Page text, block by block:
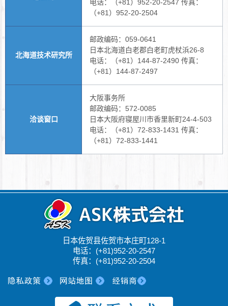
电话：（+81）952-20-2547 传真：
（+81）952-20-2504
北海道技术研究所
邮政编码：059-0641
日本北海道白老郡白老町虎杖浜26-8
电话：（+81）144-87-2490 传真：
（+81）144-87-2497
洽谈窗口
大阪事务所
邮政编码：572-0085
日本大阪府寝屋川市香里新町24-4-503
电话：（+81）72-833-1431 传真：
（+81）72-833-1441
日本佐贺县佐贺市本庄町128-1
电话：(+81)952-20-2547
传真：(+81)952-20-2504